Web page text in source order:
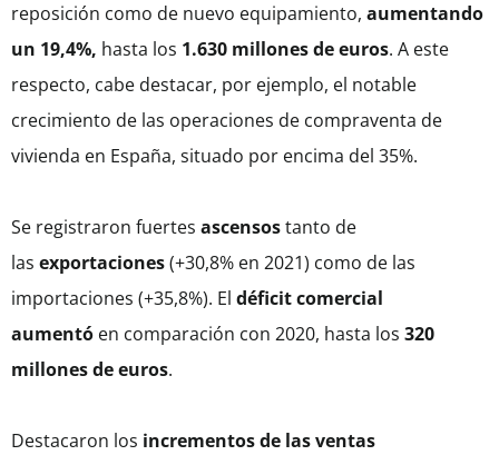
reposición como de nuevo equipamiento, aumentando
un 19,4%, hasta los 1.630 millones de euros. A este
respecto, cabe destacar, por ejemplo, el notable
crecimiento de las operaciones de compraventa de
vivienda en España, situado por encima del 35%.
Se registraron fuertes ascensostanto de
las exportaciones(+30,8% en 2021) como de las
importaciones (+35,8%). El déficit comercial
aumentó en comparación con 2020, hasta los 320
millones de euros.
Destacaron los incrementos de las ventas